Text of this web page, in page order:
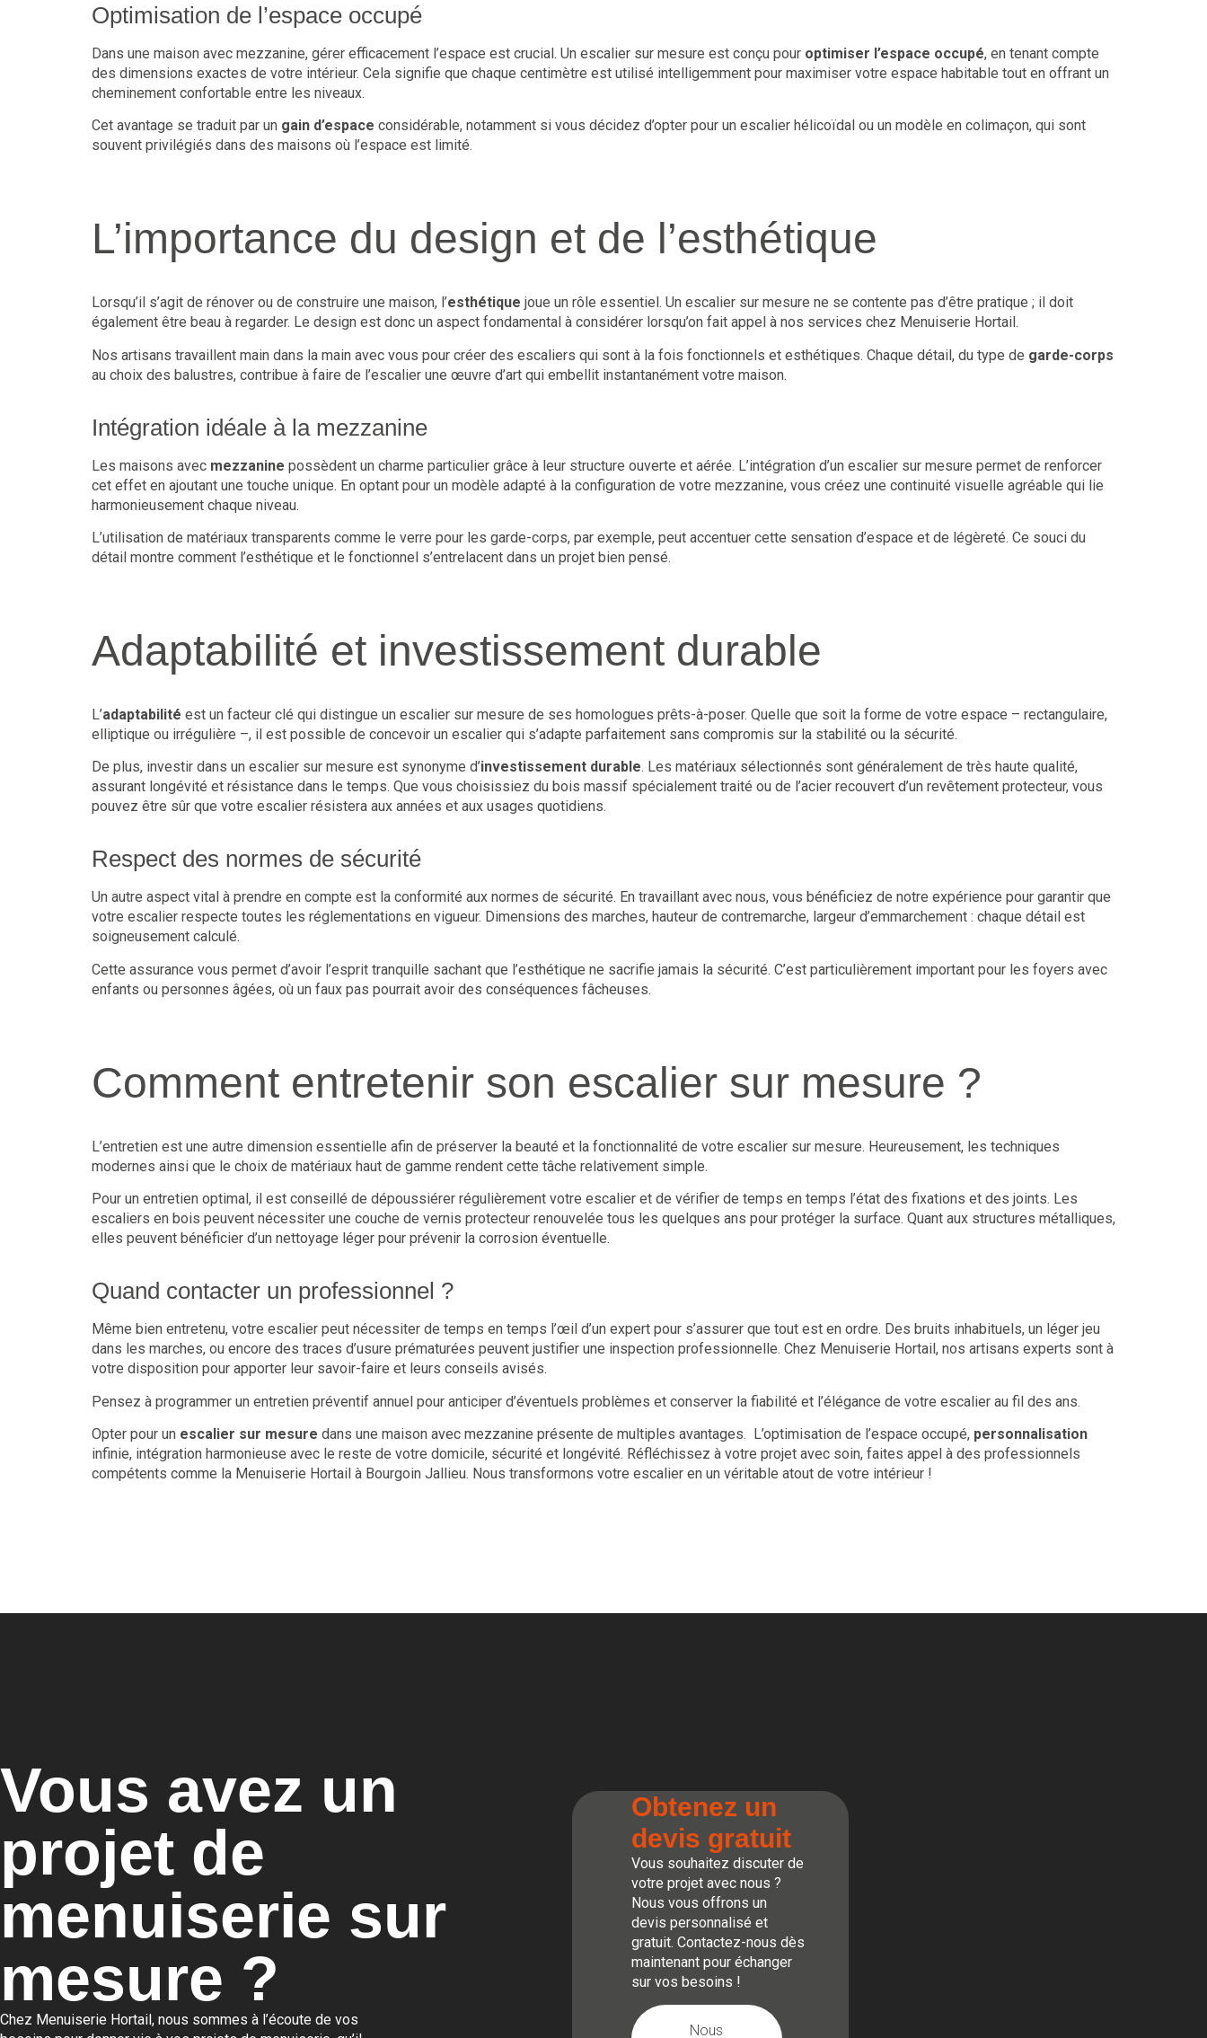
Optimisation de l’espace occupé
Dans une maison avec mezzanine, gérer efficacement l’espace est crucial. Un escalier sur mesure est conçu pour optimiser l’espace occupé, en tenant compte
des dimensions exactes de votre intérieur. Cela signifie que chaque centimètre est utilisé intelligemment pour maximiser votre espace habitable tout en offrant un
cheminement confortable entre les niveaux.
Cet avantage se traduit par un gain d’espace considérable, notamment si vous décidez d’opter pour un escalier hélicoïdal ou un modèle en colimaçon, qui sont
souvent privilégiés dans des maisons où l’espace est limité.
L’importance du design et de l’esthétique
Lorsqu’il s’agit de rénover ou de construire une maison, l’esthétique joue un rôle essentiel. Un escalier sur mesure ne se contente pas d’être pratique ; il doit
également être beau à regarder. Le design est donc un aspect fondamental à considérer lorsqu’on fait appel à nos services chez Menuiserie Hortail.
Nos artisans travaillent main dans la main avec vous pour créer des escaliers qui sont à la fois fonctionnels et esthétiques. Chaque détail, du type de garde-corps
au choix des balustres, contribue à faire de l’escalier une œuvre d’art qui embellit instantanément votre maison.
Intégration idéale à la mezzanine
Les maisons avec mezzanine possèdent un charme particulier grâce à leur structure ouverte et aérée. L’intégration d’un escalier sur mesure permet de renforcer
cet effet en ajoutant une touche unique. En optant pour un modèle adapté à la configuration de votre mezzanine, vous créez une continuité visuelle agréable qui lie
harmonieusement chaque niveau.
L’utilisation de matériaux transparents comme le verre pour les garde-corps, par exemple, peut accentuer cette sensation d’espace et de légèreté. Ce souci du
détail montre comment l’esthétique et le fonctionnel s’entrelacent dans un projet bien pensé.
Adaptabilité et investissement durable
L’adaptabilité est un facteur clé qui distingue un escalier sur mesure de ses homologues prêts-à-poser. Quelle que soit la forme de votre espace – rectangulaire,
elliptique ou irrégulière –, il est possible de concevoir un escalier qui s’adapte parfaitement sans compromis sur la stabilité ou la sécurité.
De plus, investir dans un escalier sur mesure est synonyme d’investissement durable. Les matériaux sélectionnés sont généralement de très haute qualité,
assurant longévité et résistance dans le temps. Que vous choisissiez du bois massif spécialement traité ou de l’acier recouvert d’un revêtement protecteur, vous
pouvez être sûr que votre escalier résistera aux années et aux usages quotidiens.
Respect des normes de sécurité
Un autre aspect vital à prendre en compte est la conformité aux normes de sécurité. En travaillant avec nous, vous bénéficiez de notre expérience pour garantir que
votre escalier respecte toutes les réglementations en vigueur. Dimensions des marches, hauteur de contremarche, largeur d’emmarchement : chaque détail est
soigneusement calculé.
Cette assurance vous permet d’avoir l’esprit tranquille sachant que l’esthétique ne sacrifie jamais la sécurité. C’est particulièrement important pour les foyers avec
enfants ou personnes âgées, où un faux pas pourrait avoir des conséquences fâcheuses.
Comment entretenir son escalier sur mesure ?
L’entretien est une autre dimension essentielle afin de préserver la beauté et la fonctionnalité de votre escalier sur mesure. Heureusement, les techniques
modernes ainsi que le choix de matériaux haut de gamme rendent cette tâche relativement simple.
Pour un entretien optimal, il est conseillé de dépoussiérer régulièrement votre escalier et de vérifier de temps en temps l’état des fixations et des joints. Les
escaliers en bois peuvent nécessiter une couche de vernis protecteur renouvelée tous les quelques ans pour protéger la surface. Quant aux structures métalliques,
elles peuvent bénéficier d’un nettoyage léger pour prévenir la corrosion éventuelle.
Quand contacter un professionnel ?
Même bien entretenu, votre escalier peut nécessiter de temps en temps l’œil d’un expert pour s’assurer que tout est en ordre. Des bruits inhabituels, un léger jeu
dans les marches, ou encore des traces d’usure prématurées peuvent justifier une inspection professionnelle. Chez Menuiserie Hortail, nos artisans experts sont à
votre disposition pour apporter leur savoir-faire et leurs conseils avisés.
Pensez à programmer un entretien préventif annuel pour anticiper d’éventuels problèmes et conserver la fiabilité et l’élégance de votre escalier au fil des ans.
Opter pour un escalier sur mesure dans une maison avec mezzanine présente de multiples avantages. L’optimisation de l’espace occupé, personnalisation
infinie, intégration harmonieuse avec le reste de votre domicile, sécurité et longévité. Réfléchissez à votre projet avec soin, faites appel à des professionnels
compétents comme la Menuiserie Hortail à Bourgoin Jallieu. Nous transformons votre escalier en un véritable atout de votre intérieur !
Vous avez un
projet de
menuiserie sur
mesure ?
Chez Menuiserie Hortail, nous sommes à l’écoute de vos
Obtenez un
devis gratuit
Vous souhaitez discuter de
votre projet avec nous ?
Nous vous offrons un
devis personnalisé et
gratuit. Contactez-nous dès
maintenant pour échanger
sur vos besoins !
Nous